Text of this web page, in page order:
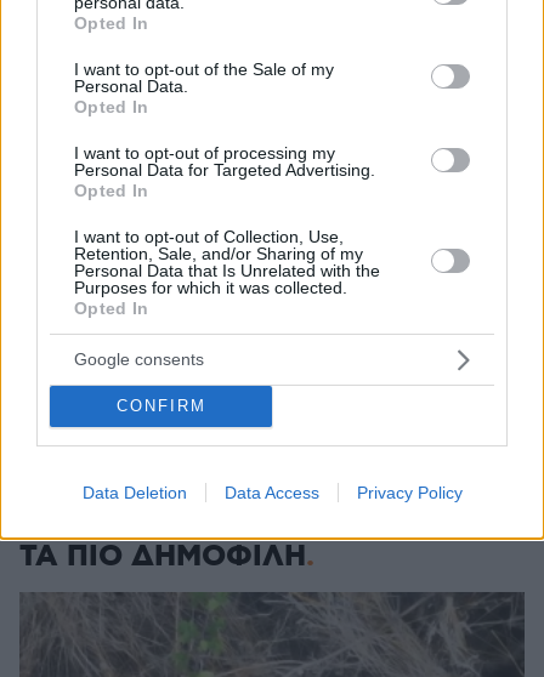
grant or deny consent to Google and its third-party tags to
use your data for below specified purposes in below Google
consent section.
Opted In
I want to opt-out of the Sale of my
Personal Data.
Opted In
I want to opt-out of processing my
Personal Data for Targeted Advertising.
Opted In
I want to opt-out of Collection, Use,
Retention, Sale, and/or Sharing of my
Personal Data that Is Unrelated with the
Purposes for which it was collected.
Opted In
Google consents
CONFIRM
Data Deletion Data Access Privacy Policy
να τον δει πρόεδρο το 2028
Η απόλυτη υποκρισία του Ελληνικού κράτους με τα
ηλεκτρικά
πριν 16 λεπτά
Δωρεάν αντικατάσταση των παλιών αυτοκινήτων με
ηλεκτρικά σε συγκεκριμένο νησί
πριν 16 λεπτά
Ιδού η μία και μοναδική Bugatti Destrier - Ποιος
τυχερός θα την αποκτήσει;
πριν 17 λεπτά
Αυτοκίνητο παρέσυρε και τραυμάτισε πεζό κοντά στις
γραμμές των τρένων στον Δενδροπόταμο
ΔΕΙΤΕ ΟΛΕΣ ΤΙΣ ΕΙΔΗΣΕΙΣ
ΤΑ ΠΙΟ ΔΗΜΟΦΙΛΗ